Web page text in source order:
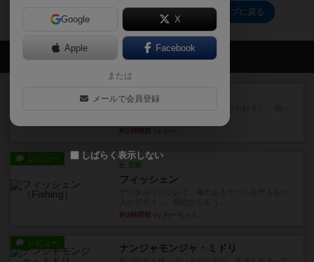
ドラえもんサッカーシューターゲームのトップに戻る
会員の新しい投稿
マスクメン
レビュー
充実
フィッシェン
約3時間前
レビュー ナンジャモンジャ・ミドリ
Google X
Apple Facebook
または
メールで会員登録
しばらく表示しない